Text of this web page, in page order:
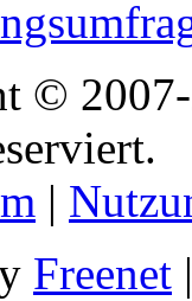
©
|
Freenet |